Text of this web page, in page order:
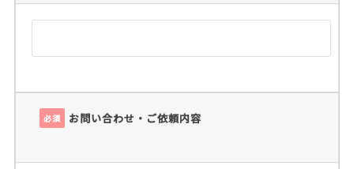
必須 お問い合わせ・ご依頼内容